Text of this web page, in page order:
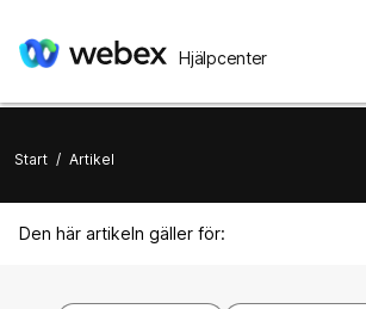
Hjälpcenter
Start / Artikel
Den här artikeln gäller för: